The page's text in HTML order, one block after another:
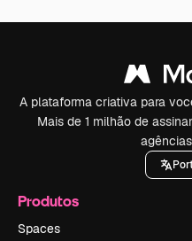
A plataforma criativa para
Mais de 1 milhão de
Produtos
Spaces